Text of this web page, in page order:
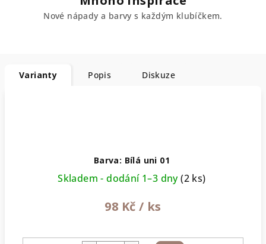
Nové nápady a barvy s každým klubíčkem.
Varianty Popis Diskuze
Barva: Bílá uni 01
Skladem - dodání 1–3 dny(2 ks)
98 Kč / ks